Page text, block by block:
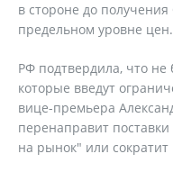
в стороне до
предельном уровне цен.
РФ подтвердила, что не
которые введут
вице-премьера
перенаправит
на рынок" или сократит